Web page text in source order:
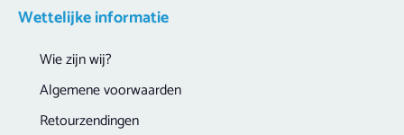
Wettelijke informatie
Wie zijn wij?
Algemene voorwaarden
Retourzendingen